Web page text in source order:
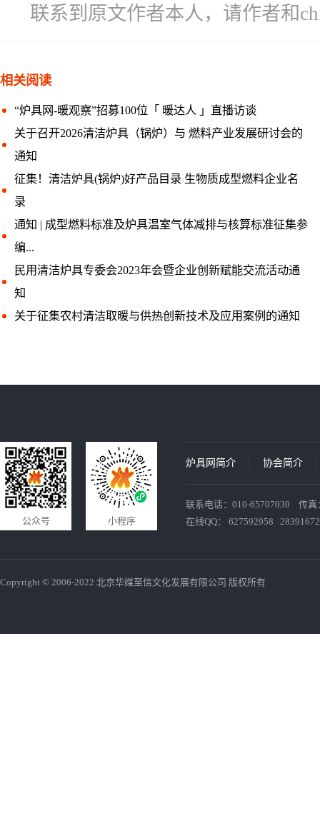
联系到原文作者本人，请作者和
相关阅读
“炉具网-暖观察”招募100位「 暖达人 」直播访谈
关于召开2026清洁炉具（锅炉）与 燃料产业发展研讨会的
通知
征集！清洁炉具(锅炉)好产品目录 生物质成型燃料企业名
录
通知 | 成型燃料标准及炉具温室气体减排与核算标准征集参
编...
民用清洁炉具专委会2023年会暨企业创新赋能交流活动通
知
关于征集农村清洁取暖与供热创新技术及应用案例的通知
公众号 小程序
炉具网简介 协会简介
联系电话：010-65707030 传真
在线QQ： 627592958
Copyright © 2006-2022 北京华媒至信文化发展有限公司 版权所有